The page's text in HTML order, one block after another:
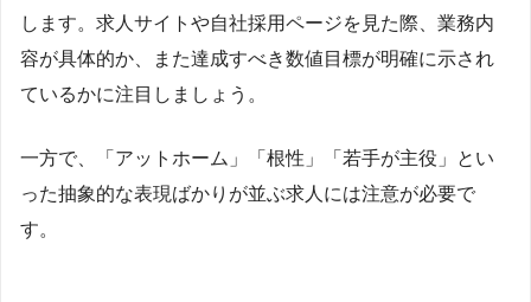
します。求人サイトや自社採用ページを見た際、業務内
容が具体的か、また達成すべき数値目標が明確に示され
ているかに注目しましょう。
一方で、「アットホーム」「根性」「若手が主役」とい
った抽象的な表現ばかりが並ぶ求人には注意が必要で
す。